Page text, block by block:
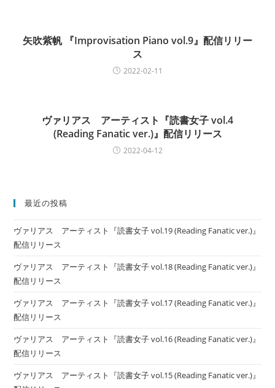
矢吹紫帆 『Improvisation Piano vol.9』配信リリー
ス
2022-02-11
ヴァリアス アーティスト『読書女子 vol.4
(Reading Fanatic ver.)』配信リリース
2022-04-12
最近の投稿
ヴァリアス アーティスト『読書女子 vol.19 (Reading Fanatic ver.)』
配信リリース
ヴァリアス アーティスト『読書女子 vol.18 (Reading Fanatic ver.)』
配信リリース
ヴァリアス アーティスト『読書女子 vol.17 (Reading Fanatic ver.)』
配信リリース
ヴァリアス アーティスト『読書女子 vol.16 (Reading Fanatic ver.)』
配信リリース
ヴァリアス アーティスト『読書女子 vol.15 (Reading Fanatic ver.)』